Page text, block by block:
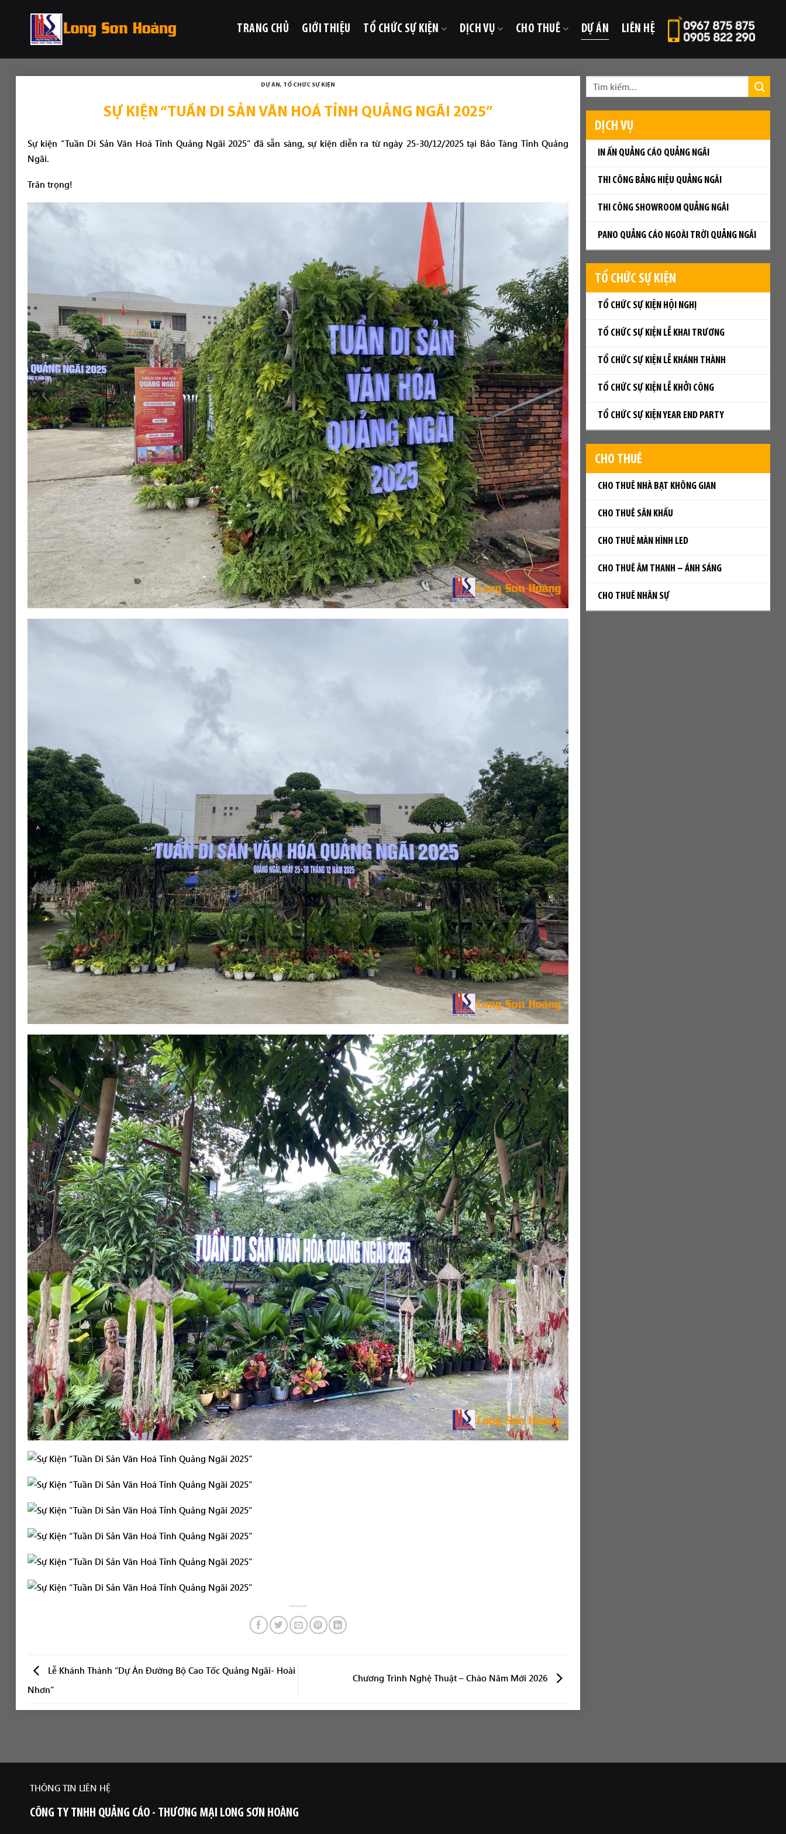
TRANG CHỦ GIỚI THIỆU TỔ CHỨC SỰ KIỆN DỊCH VỤ CHO THUÊ DỰ ÁN LIÊN HỆ
DỰ ÁN, TỔ CHỨC SỰ KIỆN
SỰ KIỆN “TUẦN DI SẢN VĂN HOÁ TỈNH QUẢNG NGÃI 2025”
Sự kiện “Tuần Di Sản Văn Hoá Tỉnh Quảng Ngãi 2025” đã sẵn sàng, sự kiện diễn ra từ ngày 25-30/12/2025 tại Bảo Tàng Tỉnh Quảng
Ngãi.
Trân trọng!
Lễ Khánh Thành “Dự Án Đường Bộ Cao Tốc Quảng Ngãi- Hoài
Nhơn”
Chương Trình Nghệ Thuật – Chào Năm Mới 2026
DỊCH VỤ
IN ẤN QUẢNG CÁO QUẢNG NGÃI
THI CÔNG BẢNG HIỆU QUẢNG NGÃI
THI CÔNG SHOWROOM QUẢNG NGÃI
PANO QUẢNG CÁO NGOÀI TRỜI QUẢNG NGÃI
TỔ CHỨC SỰ KIỆN
TỔ CHỨC SỰ KIỆN HỘI NGHỊ
TỔ CHỨC SỰ KIỆN LỄ KHAI TRƯƠNG
TỔ CHỨC SỰ KIỆN LỄ KHÁNH THÀNH
TỔ CHỨC SỰ KIỆN LỄ KHỞI CÔNG
TỔ CHỨC SỰ KIỆN YEAR END PARTY
CHO THUÊ
CHO THUÊ NHÀ BẠT KHÔNG GIAN
CHO THUÊ SÂN KHẤU
CHO THUÊ MÀN HÌNH LED
CHO THUÊ ÂM THANH – ÁNH SÁNG
CHO THUÊ NHÂN SỰ
THÔNG TIN LIÊN HỆ
CÔNG TY TNHH QUẢNG CÁO - THƯƠNG MẠI LONG SƠN HOÀNG